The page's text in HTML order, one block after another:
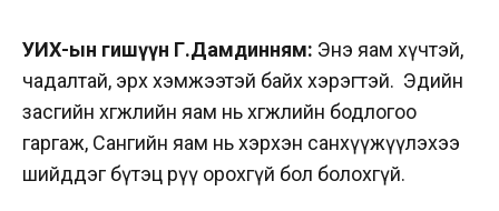
УИХ-ын гишүүн Г.Дамдинням: Энэ яам хүчтэй,
чадалтай, эрх хэмжээтэй байх хэрэгтэй. Эдийн
засгийн хөгжлийн яам нь хөгжлийн бодлогоо
гаргаж, Сангийн яам нь хэрхэн санхүүжүүлэхээ
шийддэг бүтэц рүү орохгүй бол болохгүй.